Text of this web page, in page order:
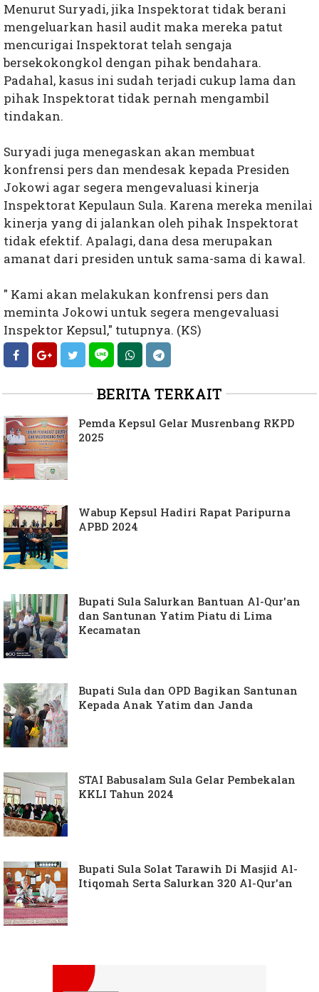
Menurut Suryadi, jika Inspektorat tidak berani
mengeluarkan hasil audit maka mereka patut
mencurigai Inspektorat telah sengaja
bersekokongkol dengan pihak bendahara.
Padahal, kasus ini sudah terjadi cukup lama dan
pihak Inspektorat tidak pernah mengambil
tindakan.
Suryadi juga menegaskan akan membuat
konfrensi pers dan mendesak kepada Presiden
Jokowi agar segera mengevaluasi kinerja
Inspektorat Kepulaun Sula. Karena mereka menilai
kinerja yang di jalankan oleh pihak Inspektorat
tidak efektif. Apalagi, dana desa merupakan
amanat dari presiden untuk sama-sama di kawal.
" Kami akan melakukan konfrensi pers dan
meminta Jokowi untuk segera mengevaluasi
Inspektor Kepsul," tutupnya. (KS)
BERITA TERKAIT
Pemda Kepsul Gelar Musrenbang RKPD
2025
Wabup Kepsul Hadiri Rapat Paripurna
APBD 2024
Bupati Sula Salurkan Bantuan Al-Qur'an
dan Santunan Yatim Piatu di Lima
Kecamatan
Bupati Sula dan OPD Bagikan Santunan
Kepada Anak Yatim dan Janda
STAI Babusalam Sula Gelar Pembekalan
KKLI Tahun 2024
Bupati Sula Solat Tarawih Di Masjid Al-
Itiqomah Serta Salurkan 320 Al-Qur'an